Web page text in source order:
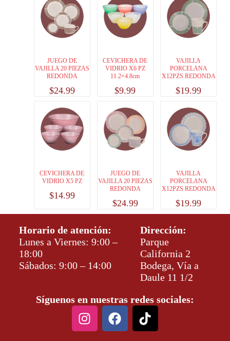
JUEGO DE
VAJILLA 20 PIEZAS
REDONDA
$24.99
CEVICHERA DE
VIDRIO X6 PZ
11.2×4.8cm
$9.99
VAJILLA
PORCELANA
X12PZS REDONDA
$19.99
CEVICHERA DE
VIDRIO X5 PZ
$14.99
JUEGO DE
VAJILLA 20 PIEZAS
REDONDA
$24.99
VAJILLA
PORCELANA
X12PZS REDONDA
$19.99
Horario de atención:
Lunes a Viernes: 9:00 –
18:00
Sábados: 9:00 – 14:00
Dirección:
Parque
California 2
Bodega, Vía a
Daule 11 1/2
Síguenos en nuestras redes sociales: